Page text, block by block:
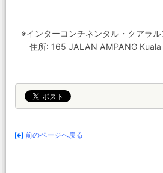
※インターコンチネンタル・クアラ
住所: 165 JALAN AMPANG
前のページへ戻る